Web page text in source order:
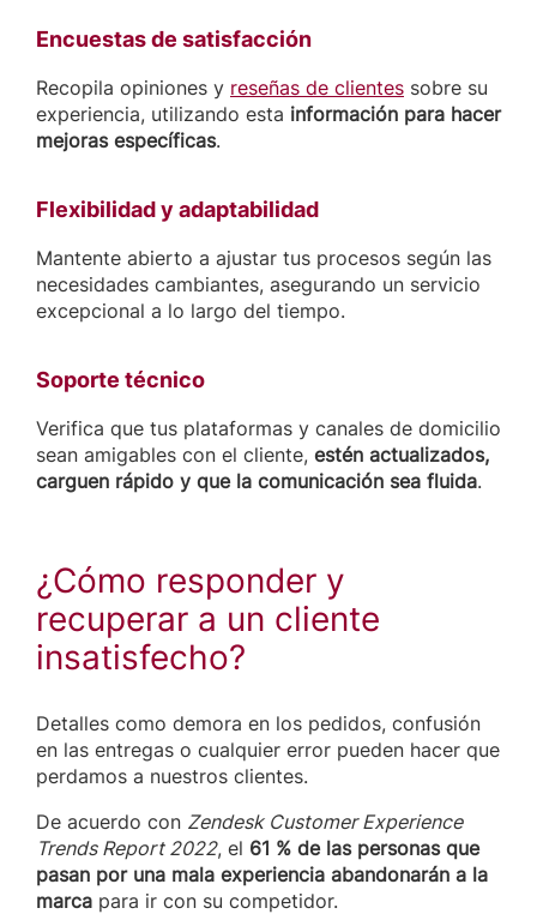
Encuestas de satisfacción
Recopila opiniones y reseñas de clientes sobre su
experiencia, utilizando esta información para hacer
mejoras específicas.
Flexibilidad y adaptabilidad
Mantente abierto a ajustar tus procesos según las
necesidades cambiantes, asegurando un servicio
excepcional a lo largo del tiempo.
Soporte técnico
Verifica que tus plataformas y canales de domicilio
sean amigables con el cliente, estén actualizados,
carguen rápido y que la comunicación sea fluida.
¿Cómo responder y
recuperar a un cliente
insatisfecho?
Detalles como demora en los pedidos, confusión
en las entregas o cualquier error pueden hacer que
perdamos a nuestros clientes.
De acuerdo con Zendesk Customer Experience
Trends Report 2022, el 61 % de las personas que
pasan por una mala experiencia abandonarán a la
marca para ir con su competidor.